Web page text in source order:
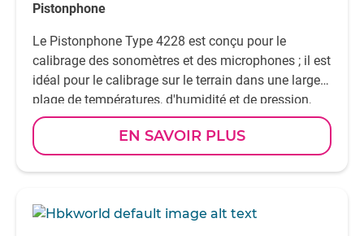
Pistonphone
Le Pistonphone Type 4228 est conçu pour le
calibrage des sonomètres et des microphones ; il est
idéal pour le calibrage sur le terrain dans une large
plage de températures, d'humidité et de pression,
tout en conservant une grande précision.
EN SAVOIR PLUS
-